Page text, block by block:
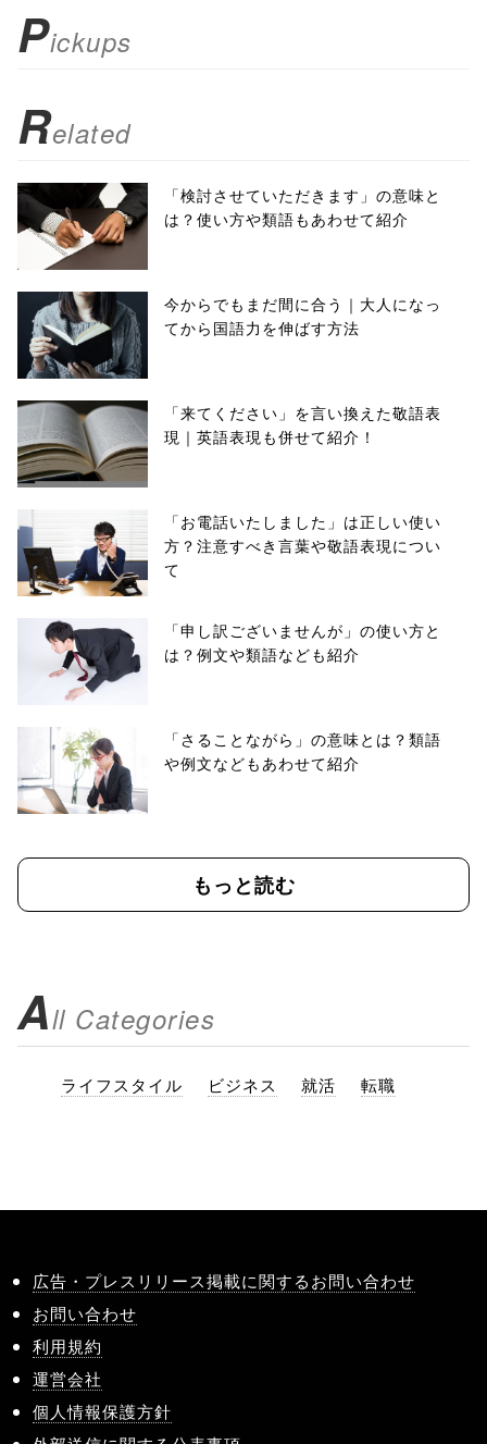
false;"> シェア
Pickups
Related
「検討させていただきます」の意味と
は？使い方や類語もあわせて紹介
今からでもまだ間に合う｜大人になっ
てから国語力を伸ばす方法
「来てください」を言い換えた敬語表
現｜英語表現も併せて紹介！
「お電話いたしました」は正しい使い
方？注意すべき言葉や敬語表現につい
て
「申し訳ございませんが」の使い方と
は？例文や類語なども紹介
「さることながら」の意味とは？類語
や例文などもあわせて紹介
もっと読む
All Categories
ライフスタイル ビジネス 就活 転職
広告・プレスリリース掲載に関するお問い合わせ
お問い合わせ
利用規約
運営会社
個人情報保護方針